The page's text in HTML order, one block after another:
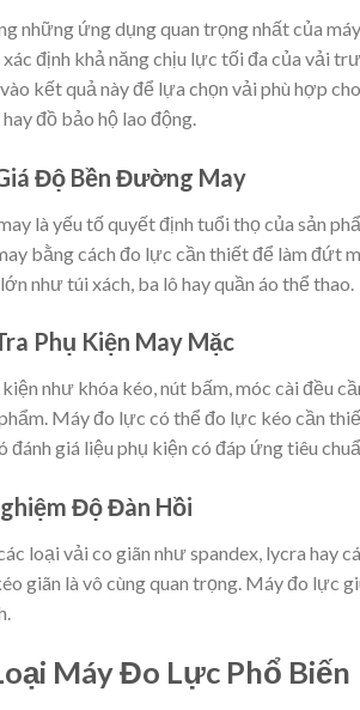
những ứng dụng quan trọng nhất của
xác định khả năng chịu lực tối đa của vải
kết quả này để lựa chọn vải phù hợp
đồ bảo hộ lao động.
Độ Bền Đường May
là yếu tố quyết định tuổi thọ của sản
bằng cách đo lực cần thiết để làm đứt
như túi xách, ba lô hay quần áo thể thao.
Phụ Kiện May Mặc
kiện như khóa kéo, nút bấm, móc cài đều
Máy đo lực có thể đo lực kéo cần
đánh giá liệu phụ kiện có đáp ứng tiêu
Độ Đàn Hồi
loại vải co giãn như spandex, lycra hay
giãn là vô cùng quan trọng. Máy đo lực
Máy Đo Lực Phổ Biến